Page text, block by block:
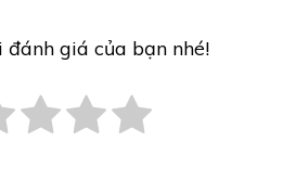
giá của bạn nhé!